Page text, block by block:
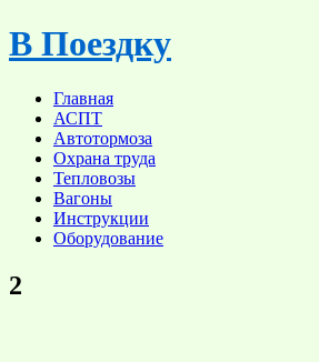
Skip
to
В Поездку
Главная
АСПТ
Автотормоза
Охрана труда
Тепловозы
Вагоны
Инструкции
Оборудование
2